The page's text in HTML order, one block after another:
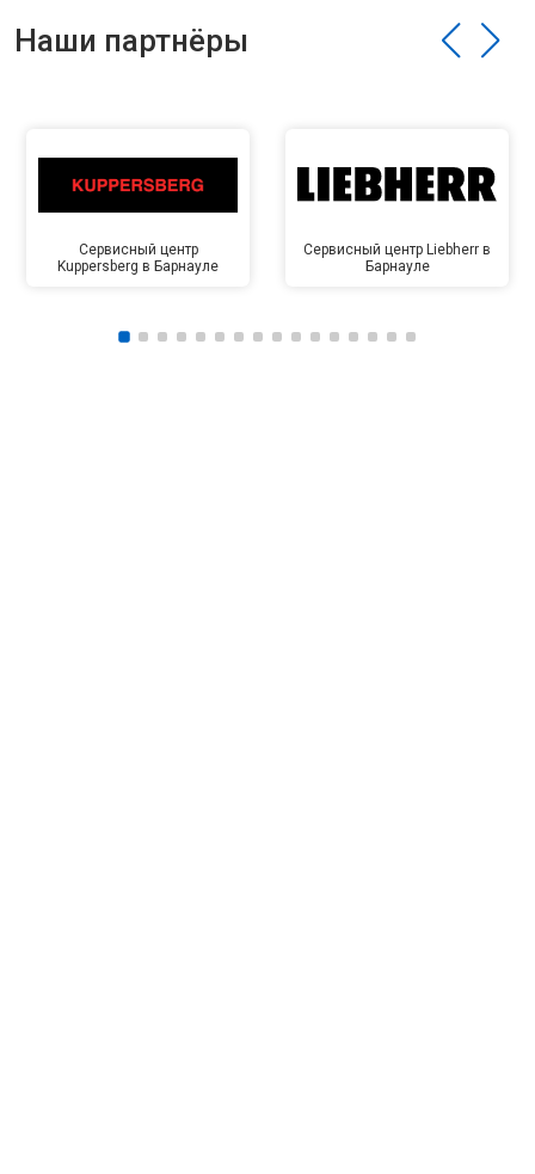
Наши партнёры
Сервисный центр
Kuppersberg в Барнауле
Сервисный центр Liebherr в
Барнауле